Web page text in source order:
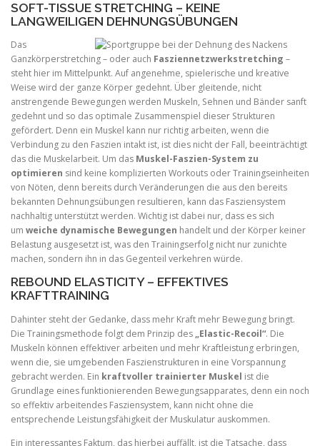
SOFT-TISSUE STRETCHING – KEINE
LANGWEILIGEN DEHNUNGSÜBUNGEN
Das
Ganzkörperstretching – oder auch Fasziennetzwerkstretching –
steht hier im Mittelpunkt. Auf angenehme, spielerische und kreative
Weise wird der ganze Körper gedehnt. Über gleitende, nicht
anstrengende Bewegungen werden Muskeln, Sehnen und Bänder sanft
gedehnt und so das optimale Zusammenspiel dieser Strukturen
gefördert. Denn ein Muskel kann nur richtig arbeiten, wenn die
Verbindung zu den Faszien intakt ist, ist dies nicht der Fall, beeinträchtigt
das die Muskelarbeit. Um das Muskel-Faszien-System zu
optimieren sind keine komplizierten Workouts oder Trainingseinheiten
von Nöten, denn bereits durch Veränderungen die aus den bereits
bekannten Dehnungsübungen resultieren, kann das Fasziensystem
nachhaltig unterstützt werden. Wichtig ist dabei nur, dass es sich
um weiche dynamische Bewegungen handelt und der Körper keiner
Belastung ausgesetzt ist, was den Trainingserfolg nicht nur zunichte
machen, sondern ihn in das Gegenteil verkehren würde.
REBOUND ELASTICITY – EFFEKTIVES
KRAFTTRAINING
Dahinter steht der Gedanke, dass mehr Kraft mehr Bewegung bringt.
Die Trainingsmethode folgt dem Prinzip des „Elastic-Recoil“. Die
Muskeln können effektiver arbeiten und mehr Kraftleistung erbringen,
wenn die, sie umgebenden Faszienstrukturen in eine Vorspannung
gebracht werden. Ein kraftvoller trainierter Muskel ist die
Grundlage eines funktionierenden Bewegungsapparates, denn ein noch
so effektiv arbeitendes Fasziensystem, kann nicht ohne die
entsprechende Leistungsfähigkeit der Muskulatur auskommen.
Ein interessantes Faktum, das hierbei auffällt, ist die Tatsache, dass